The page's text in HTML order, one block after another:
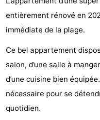
faire
d'intérêt
-
Musées
-
Monuments
Moulins
-
entièrement rénové en
immédiate de la plage.
Ce bel appartement
salon, d’une salle à
d’une cuisine bien
nécessaire pour se
quotidien.